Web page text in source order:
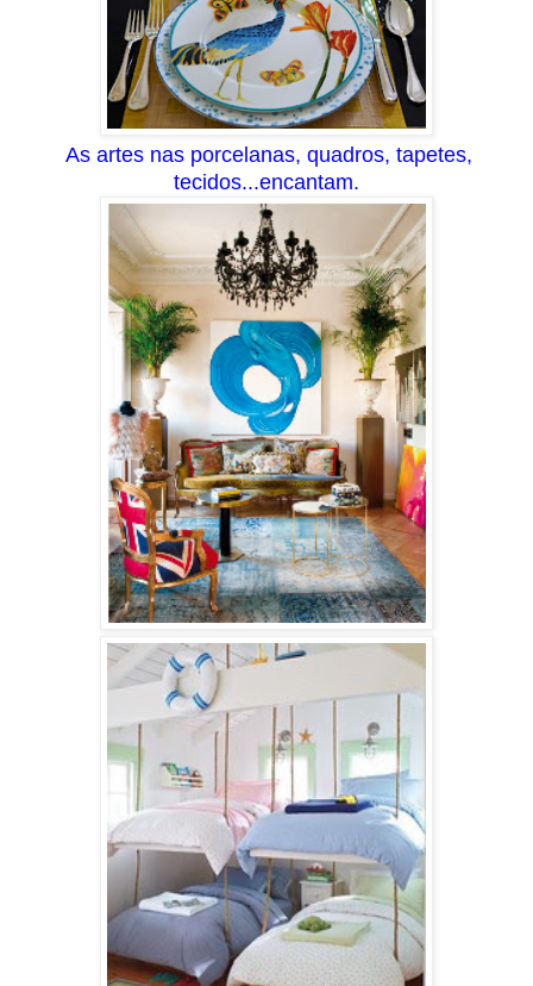
As artes nas porcelanas, quadros, tapetes,
tecidos...encantam.